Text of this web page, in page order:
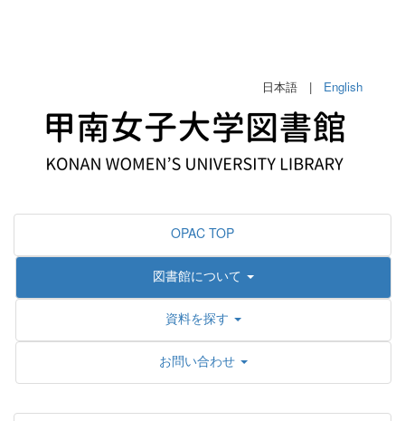
日本語 | English
OPAC TOP
図書館について
資料を探す
お問い合わせ